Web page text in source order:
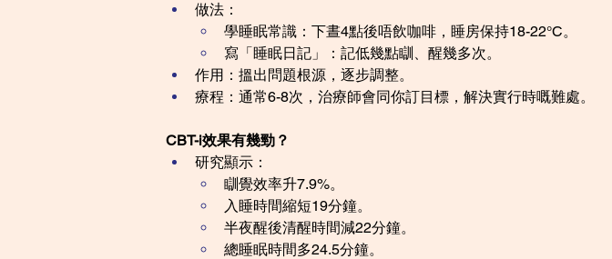
做法：
學睡眠常識：下晝4點後唔飲咖啡，睡房保持18-22°C。
寫「睡眠日記」：記低幾點瞓、醒幾多次。
作用：搵出問題根源，逐步調整。
療程：通常6-8次，治療師會同你訂目標，解決實行時嘅難處。
CBT-i效果有幾勁？
研究顯示：
瞓覺效率升7.9%。
入睡時間縮短19分鐘。
半夜醒後清醒時間減22分鐘。
總睡眠時間多24.5分鐘。